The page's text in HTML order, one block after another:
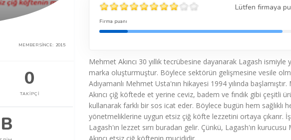
MEMBER SINCE: 2015
0
TAKIPÇI
Lütfen firmaya
Firma puanı
Mehmet Akıncı 30 yıllık tecrübesine dayanarak Lagash ismiyle
marka oluşturmuştur. Böylece sektörün gelişmesine vesile
Adıyamanlı Mehmet Usta'nın hikayesi 1994 yılında
Akıncı çiğ köftede et yerine ceviz, badem ve fındık gibi çeşitli
kullanarak farklı bir sos icat eder. Böylece bugün hem sağlıklı
yönetmeliklerine uygun etsiz çiğ köfte lezzetini ortaya çıkarır.
Lagash'ın lezzet sırrı buradan gelir. Çünkü, Lagash'ın